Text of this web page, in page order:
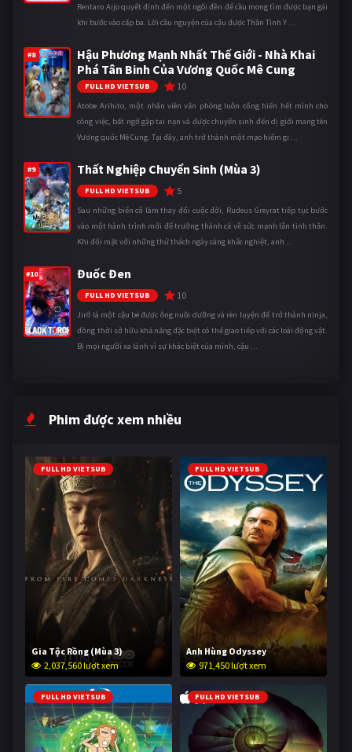
Rentaro Aijo quyết định đến một ngôi đền để cầu mong tìm được bạn gái
khi bước vào cấp ba. Lời cầu nguyện của cậu được Thần Tình Y ...
#8
Hậu Phương Mạnh Nhất Thế Giới - Nhà Khai
Phá Tân Binh Của Vương Quốc Mê Cung
FULL HD VIETSUB 10
Atobe Arihito, một nhân viên văn phòng luôn cống hiến hết mình cho
công việc, bất ngờ gặp tai nạn và được chuyển sinh đến dị giới mang tên
Vương quốc Mê Cung. Tại đây, anh trở thành một mạo hiểm gi ...
#9 Thất Nghiệp Chuyển Sinh (Mùa 3)
FULL HD VIETSUB 5
Sau những biến cố làm thay đổi cuộc đời, Rudeus Greyrat tiếp tục bước
vào một hành trình mới để trưởng thành cả về sức mạnh lẫn tinh thần.
Khi đối mặt với những thử thách ngày càng khắc nghiệt, anh ...
#10 Đuốc Đen
FULL HD VIETSUB 10
Jirô là một cậu bé được ông nuôi dưỡng và rèn luyện để trở thành ninja,
đồng thời sở hữu khả năng đặc biệt có thể giao tiếp với các loài động vật.
Bị mọi người xa lánh vì sự khác biệt của mình, cậu ...
Phim được xem nhiều
FULL HD VIETSUB
Gia Tộc Rồng (Mùa 3)
2,037,560 lượt xem
FULL HD VIETSUB
Anh Hùng Odyssey
971,450 lượt xem
FULL HD VIETSUB FULL HD VIETSUB